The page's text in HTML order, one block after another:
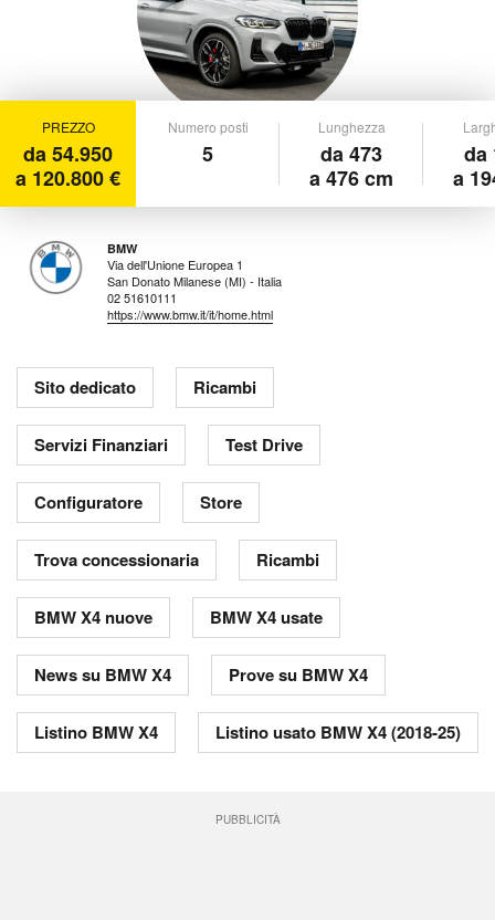
PREZZO
da 54.950
a 120.800 €
Numero posti
5
Lunghezza
da 473
a 476 cm
da
a
BMW
Via dell'Unione Europea 1
San Donato Milanese (MI) - Italia
02 51610111
https://www.bmw.it/it/home.html
Sito dedicato Ricambi
Servizi Finanziari Test Drive
Configuratore Store
Trova concessionaria Ricambi
BMW X4 nuove BMW X4 usate
News su BMW X4 Prove su BMW X4
Listino BMW X4 Listino usato BMW X4 (2018-25)
PUBBLICITÀ